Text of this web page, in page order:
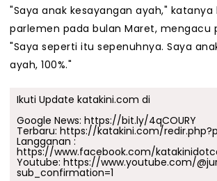
"Saya anak kesayangan ayah," katanya
parlemen pada bulan Maret, mengacu
"Saya seperti itu sepenuhnya. Saya
ayah, 100%."
Ikuti Update katakini.com di
Google News: https://bit.ly/4qCOURY
Terbaru: https://katakini.com/
Langganan :
https://www.facebook.com/
Youtube: https://www.youtube.com/
sub_confirmation=1